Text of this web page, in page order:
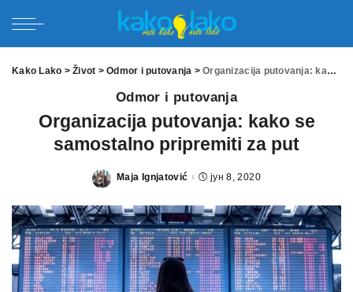
Kako Lako >Život >Odmor i putovanja >Organizacija putovanja: kako se samostalno pripremiti za put
Odmor i putovanja
Organizacija putovanja: kako se
samostalno pripremiti za put
Posted
Maja Ignjatović јун 8, 2020